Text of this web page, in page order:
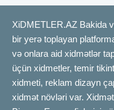
hazırlanması rahatlıq və
Uniformanın istifadə
edilməlidir. Məsələn
çalışanların geyim
korporativ üslubuna uyğun
istifadə ediləcək parça
baxımından önəmlidir.
XiDMETLER.AZ Bakida
bir yerə toplayan
və onlara aid xidmətlər
üçün xidmetler, temir
xidmeti, reklam dizayn
xidmət növləri var.